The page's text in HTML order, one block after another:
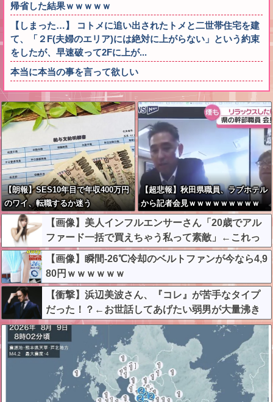
帰省した結果ｗｗｗｗｗ
【しまった…】 コトメに追い出されたトメと二世帯住宅を建
て、「２F(夫婦のエリア)には絶対に上がらない」という約束
をしたが、早速破って2Fに上が...
本当に本当の事を言って欲しい
【朗報】SES10年目で年収400万円
のワイ、転職するか迷う
【超悲報】秋田県職員、ラブホテル
から記者会見ｗｗｗｗｗｗｗｗｗ
【画像】美人インフルエンサーさん「20歳でアル
ファード一括で買えちゃう私って素敵」←これっ
てガチなん？それともネタなん？w w w w w w w w
w
【画像】瞬間-26℃冷却のベルトファンが今なら4,9
80円ｗｗｗｗｗｗ
【衝撃】浜辺美波さん、『コレ』が苦手なタイプ
だった！？←お世話してあげたい弱男が大量沸き
してしまうw w w w w w w w w